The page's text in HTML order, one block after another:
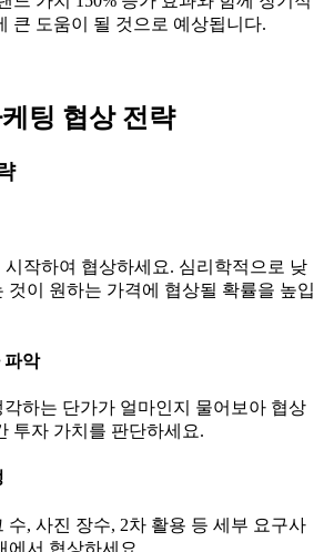
큰 도움이 될 것으로 예상됩니다.
팅 협상 전략
시작하여 협상하세요. 심리학적으로 낮
것이 원하는 가격에 협상될 확률을 높입
파악
각하는 단가가 얼마인지 물어보아 협상
투자 가치를 판단하세요.
수, 사진 장수, 2차 활용 등 세부 요구사
서 협상하세요.